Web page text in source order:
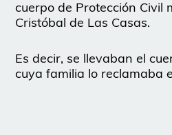
cuerpo de Protección Civil
Cristóbal de Las Casas.
Es decir, se llevaban el
cuya familia lo reclamaba